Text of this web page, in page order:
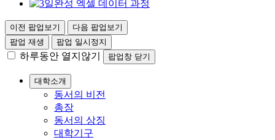
이전 팝업보기
다음 팝업보기
팝업 재생
팝업 일시정지
하루동안 열지않기 팝업창 닫기
대학소개
동서의 비전
총장
동서의 상징
대학기구